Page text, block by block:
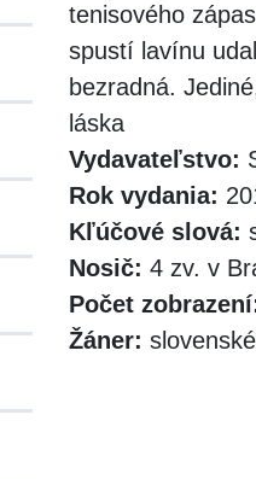
tenisového
spustí lavínu
bezradná.
láska
Vydavateľstvo:
Rok vydania:
Kľúčové slová:
Nosič: 4 zv. v
Počet
Žáner: